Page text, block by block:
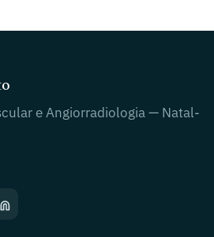
e Angiorradiologia — Natal-